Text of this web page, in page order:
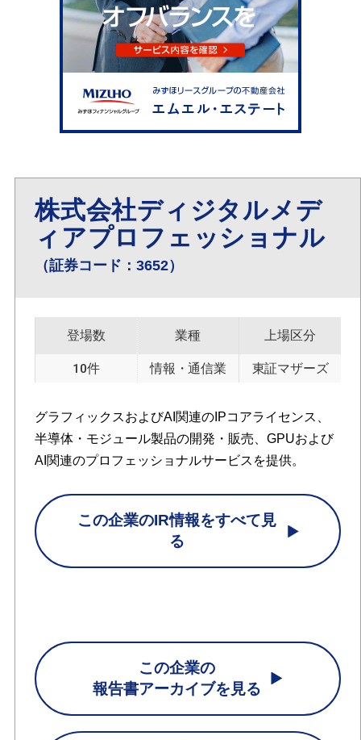
株式会社ディジタルメデ
ィアプロフェッショナル
（証券コード：3652）
登場数
10件
業種
情報・通信業
上場区分
東証マザーズ
グラフィックスおよびAI関連のIPコアライセンス、
半導体・モジュール製品の開発・販売、GPUおよび
AI関連のプロフェッショナルサービスを提供。
この企業のIR情報をすべて見
る
この企業の
報告書アーカイブを見る